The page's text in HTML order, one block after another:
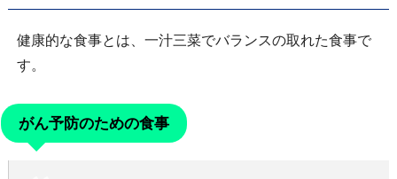
健康的な食事とは、一汁三菜でバランスの取れた食事で
す。
がん予防のための食事